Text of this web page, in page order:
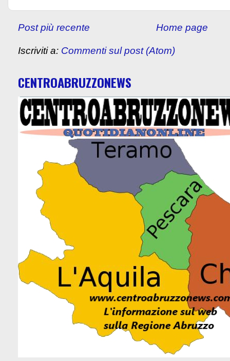
Post più recente Home page
Iscriviti a: Commenti sul post (Atom)
CENTROABRUZZONEWS